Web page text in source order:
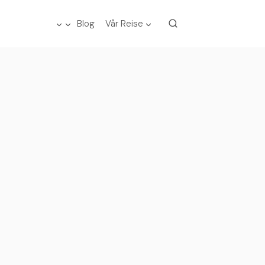
Blog Vår Reise